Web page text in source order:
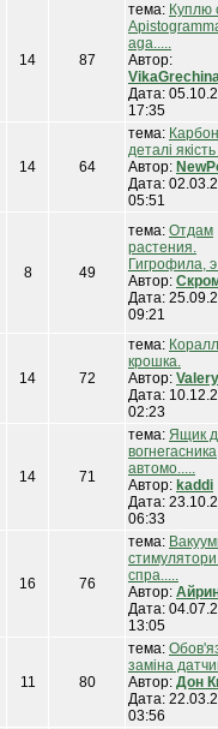
14 87
тема: Куплю
aga.....
Автор:
Дата:
17:35
14 64
тема:
деталі
Автор:
Дата:
05:51
8 49
тема: Отдам
растения.
Гигрофила,
Автор:
Дата:
09:21
14 72
тема:
крошка.
Автор:
Дата:
02:23
14 71
тема: Ящик
вогнегасника
автомо.....
Автор: kaddi
Дата:
06:33
16 76
тема:
спра.....
Автор:
Дата:
13:05
11 80
тема:
заміна
Автор: Дон
Дата:
03:56